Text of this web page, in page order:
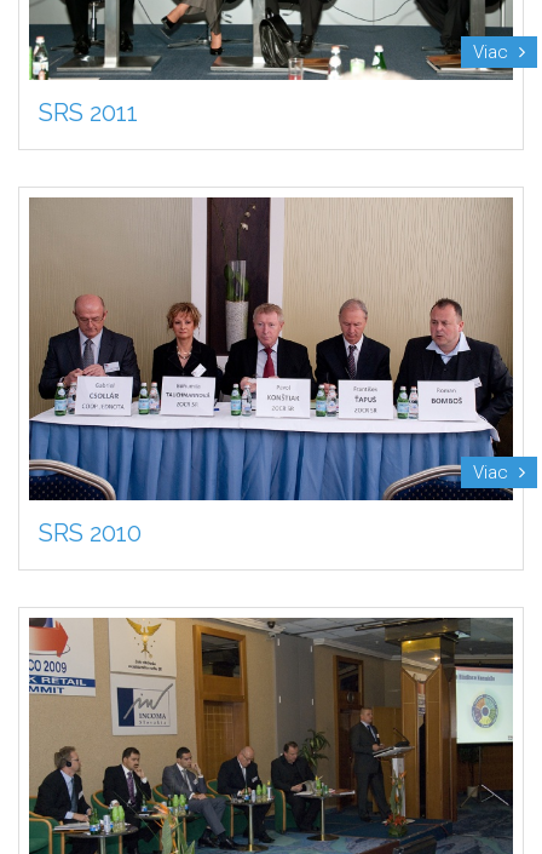
Viac
SRS 2011
Viac
SRS 2010